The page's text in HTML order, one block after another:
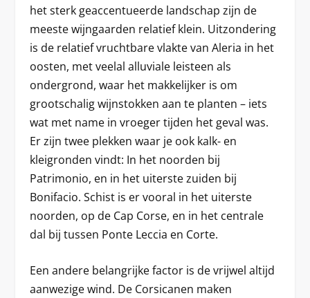
het sterk geaccentueerde landschap zijn de
meeste wijngaarden relatief klein. Uitzondering
is de relatief vruchtbare vlakte van Aleria in het
oosten, met veelal alluviale leisteen als
ondergrond, waar het makkelijker is om
grootschalig wijnstokken aan te planten – iets
wat met name in vroeger tijden het geval was.
Er zijn twee plekken waar je ook kalk- en
kleigronden vindt: In het noorden bij
Patrimonio, en in het uiterste zuiden bij
Bonifacio. Schist is er vooral in het uiterste
noorden, op de Cap Corse, en in het centrale
dal bij tussen Ponte Leccia en Corte.
Een andere belangrijke factor is de vrijwel altijd
aanwezige wind. De Corsicanen maken